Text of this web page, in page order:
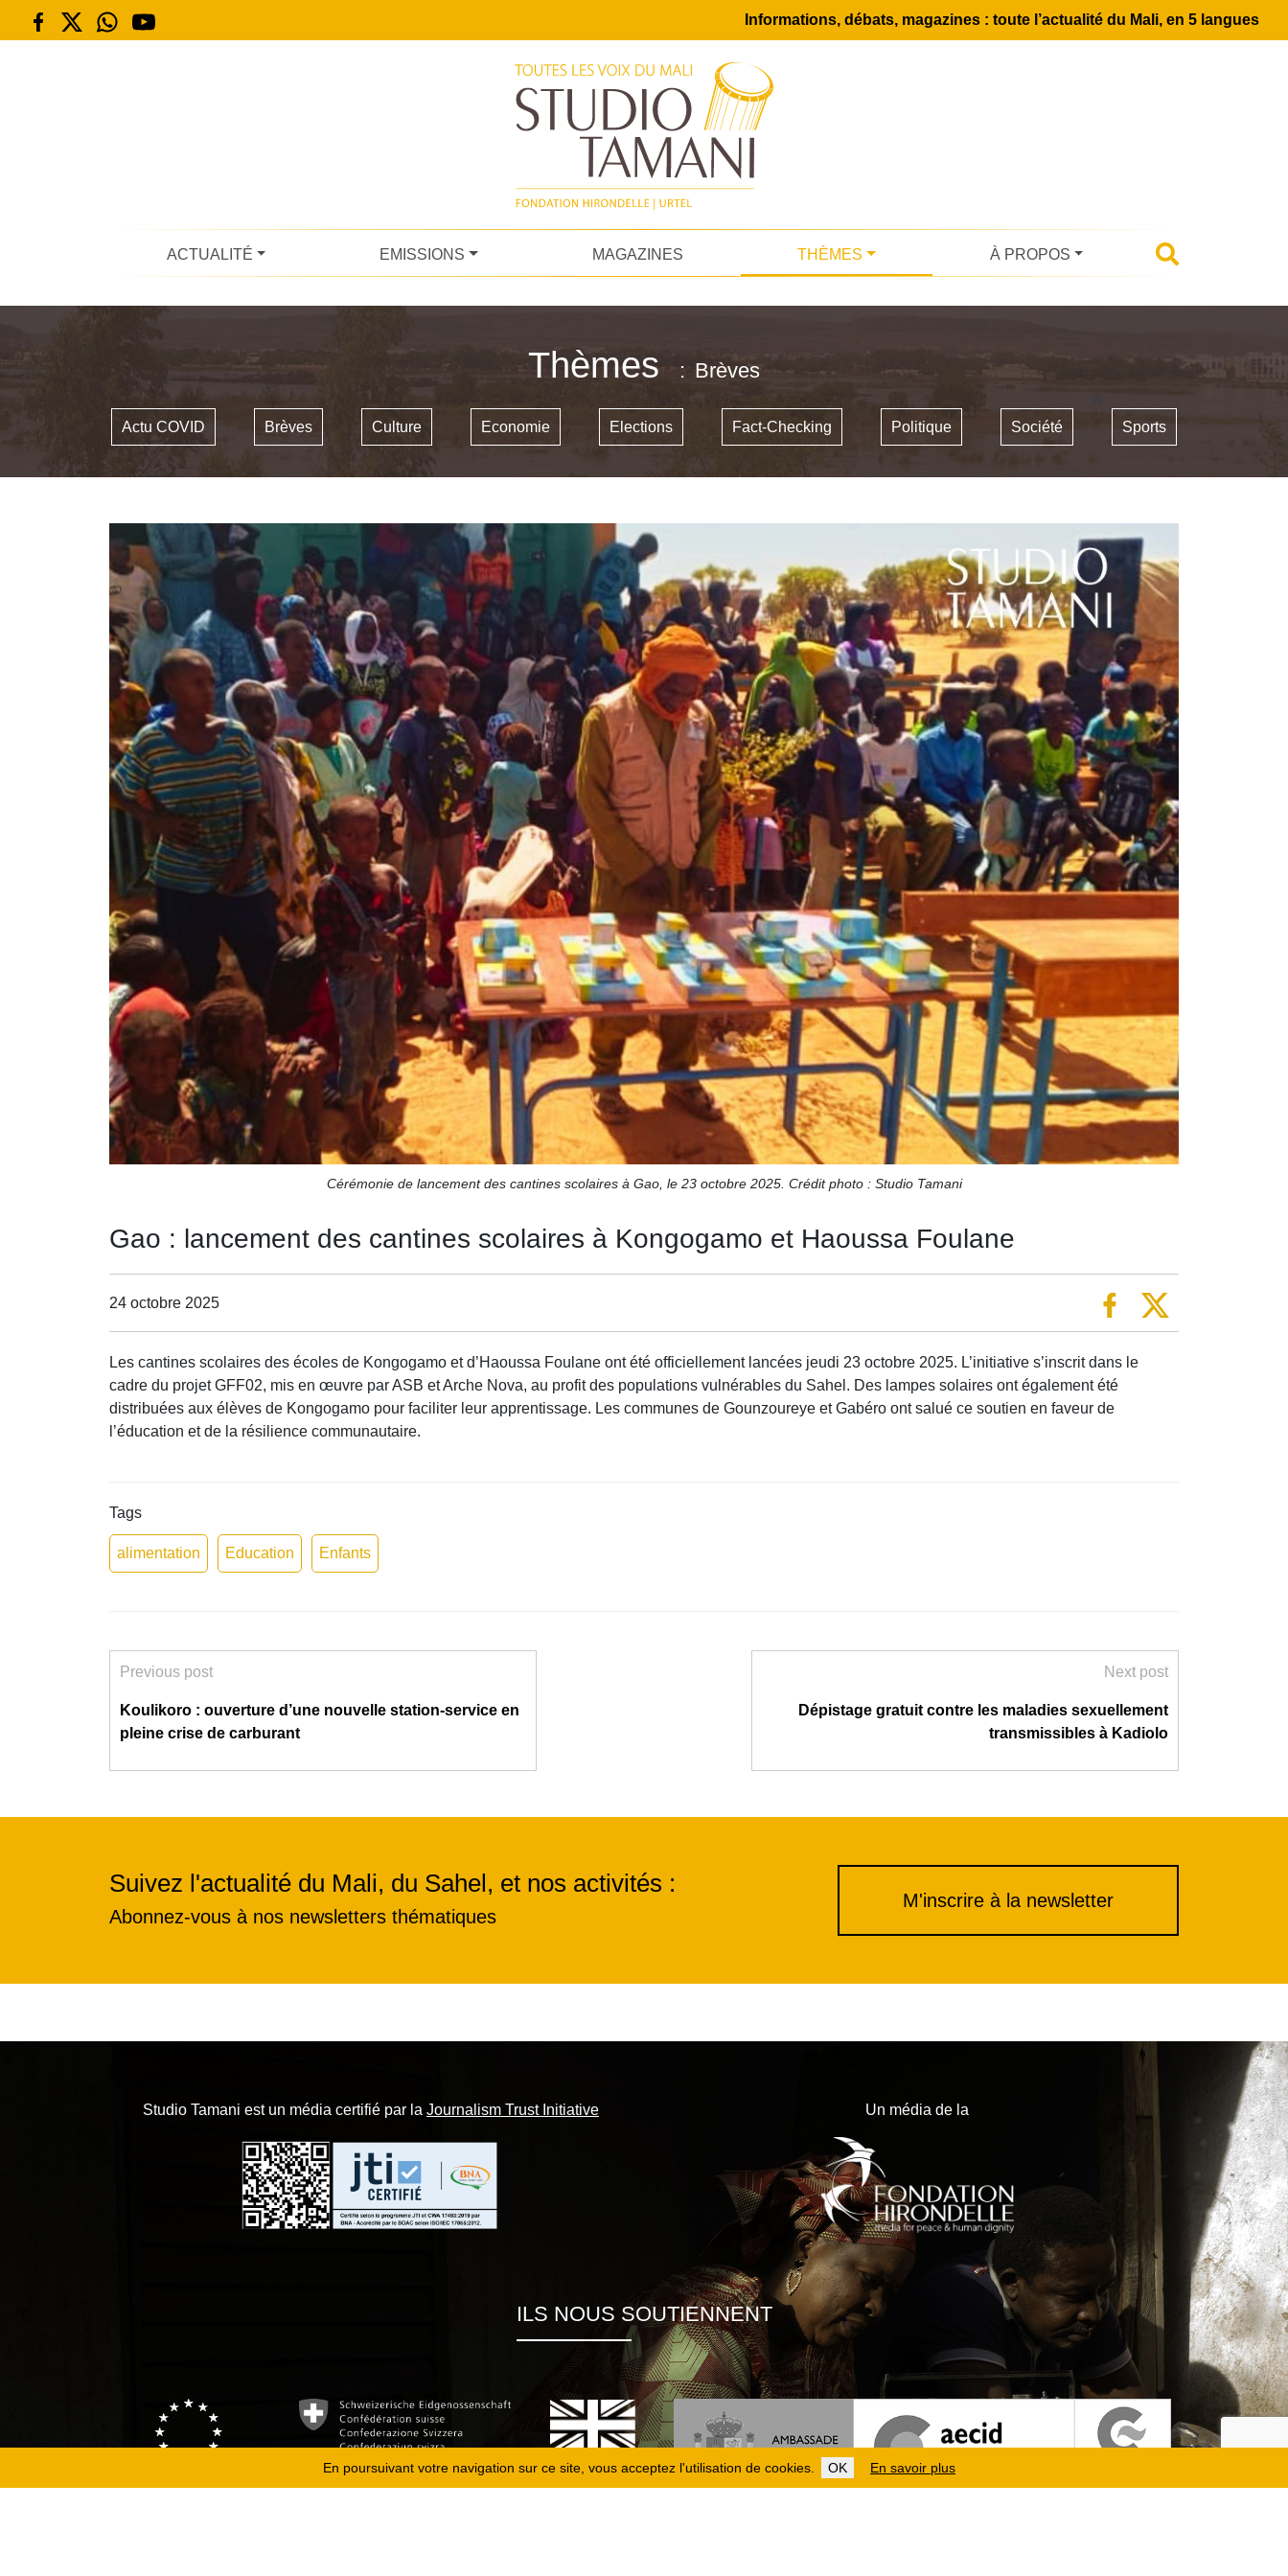
En poursuivant votre navigation sur ce site, vous acceptez l'utilisation de cookies. OK En savoir plus
Informations, débats, magazines : toute l’actualité du Mali, en 5 langues
ACTUALITÉ EMISSIONS MAGAZINES THÈMES À PROPOS
Thèmes Brèves
Actu COVID Brèves Culture Economie Elections Fact-Checking Politique Société Sports
Cérémonie de lancement des cantines scolaires à Gao, le 23 octobre 2025. Crédit photo : Studio Tamani
Gao : lancement des cantines scolaires à Kongogamo et Haoussa Foulane
24 octobre 2025
Les cantines scolaires des écoles de Kongogamo et d’Haoussa Foulane ont été officiellement lancées jeudi 23 octobre 2025. L’initiative s’inscrit dans le
cadre du projet GFF02, mis en œuvre par ASB et Arche Nova, au profit des populations vulnérables du Sahel. Des lampes solaires ont également été
distribuées aux élèves de Kongogamo pour faciliter leur apprentissage. Les communes de Gounzoureye et Gabéro ont salué ce soutien en faveur de
l’éducation et de la résilience communautaire.
Tags
alimentation Education Enfants
Previous post
Koulikoro : ouverture d’une nouvelle station-service en
pleine crise de carburant
Next post
Dépistage gratuit contre les maladies sexuellement
transmissibles à Kadiolo
Suivez l'actualité du Mali, du Sahel, et nos activités :
Abonnez-vous à nos newsletters thématiques
M'inscrire à la newsletter
Studio Tamani est un média certifié par la Journalism Trust Initiative Un média de la
ILS NOUS SOUTIENNENT